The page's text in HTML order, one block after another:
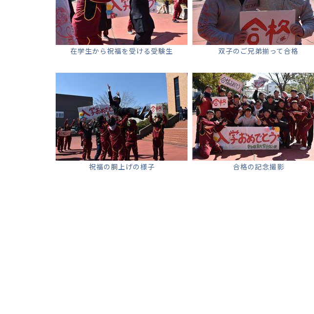
在学生から祝福を受ける受験生 双子のご兄弟揃って合格
祝福の胴上げの様子 合格の記念撮影